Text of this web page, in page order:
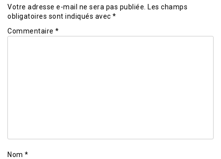
Votre adresse e-mail ne sera pas publiée. Les champs
obligatoires sont indiqués avec *
Commentaire *
Nom *